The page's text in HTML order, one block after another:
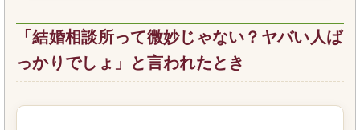
「結婚相談所って微妙じゃない？ヤバい人ば
っかりでしょ」と言われたとき